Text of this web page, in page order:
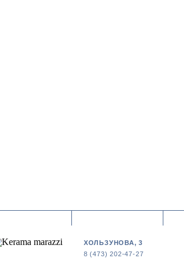
ХОЛЬЗУНОВА, 3
8 (473) 202-47-27